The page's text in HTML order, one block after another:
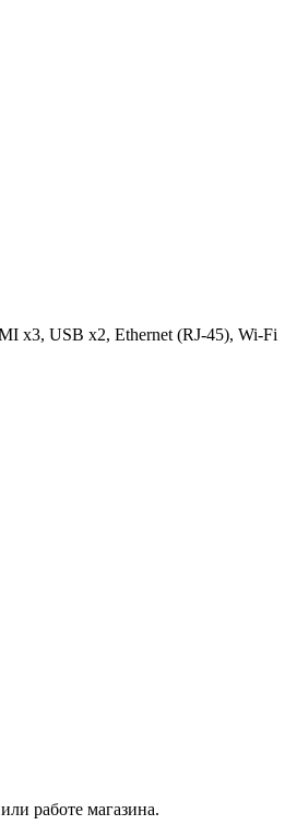
x3, USB x2, Ethernet (RJ-45), Wi-Fi
работе магазина.